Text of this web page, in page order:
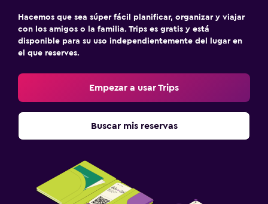
Hacemos que sea súper fácil planificar, organizar y viajar
con los amigos o la familia. Trips es gratis y está
disponible para su uso independientemente del lugar en
el que reserves.
Empezar a usar Trips
Buscar mis reservas